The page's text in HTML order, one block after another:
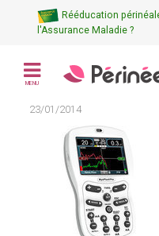
Rééducation
l'Assurance Maladie ?
MENU
23/01/2014